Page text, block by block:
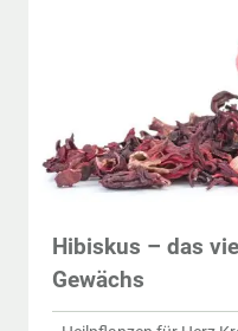
Hibiskus – das
Gewächs